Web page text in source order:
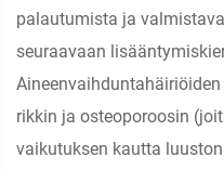
palautumista ja
seuraavaan
rikkin ja osteoporoosin
vaikutuksen kautta